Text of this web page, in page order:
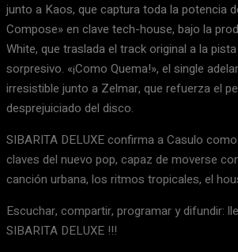
junto a Kaos, que captura toda la potencia
Compose» en clave tech-house, bajo la
White, que traslada el track original a la
sorpresivo. «¡Como Quema!», el single
irresistible junto a Zelmar, que refuerza el
desprejuiciado del disco.
SIBARITA DELUXE confirma a Casulo
claves del nuevo pop, capaz de moverse
canción urbana, los ritmos tropicales, el
Escuchar, compartir, programar y difundir:
SIBARITA DELUXE !!!